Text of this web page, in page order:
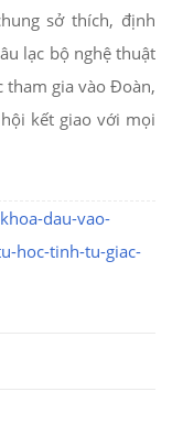
sở thích, định
lạc bộ nghệ thuật
tham gia vào Đoàn,
kết giao với mọi
dau-vao-
hoc-tinh-tu-giac-